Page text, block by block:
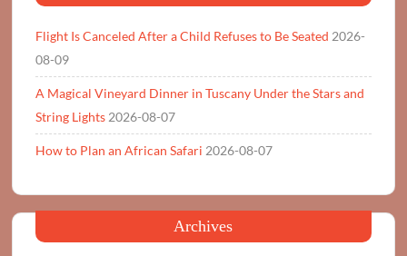
Flight Is Canceled After a Child Refuses to Be Seated 2026-
08-09
A Magical Vineyard Dinner in Tuscany Under the Stars and
String Lights 2026-08-07
How to Plan an African Safari 2026-08-07
Archives